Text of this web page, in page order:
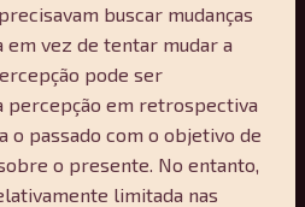
buscar mudanças
vez de tentar mudar a
pode ser
percepção em retrospectiva
o passado com o objetivo de
o presente. No entanto,
limitada nas